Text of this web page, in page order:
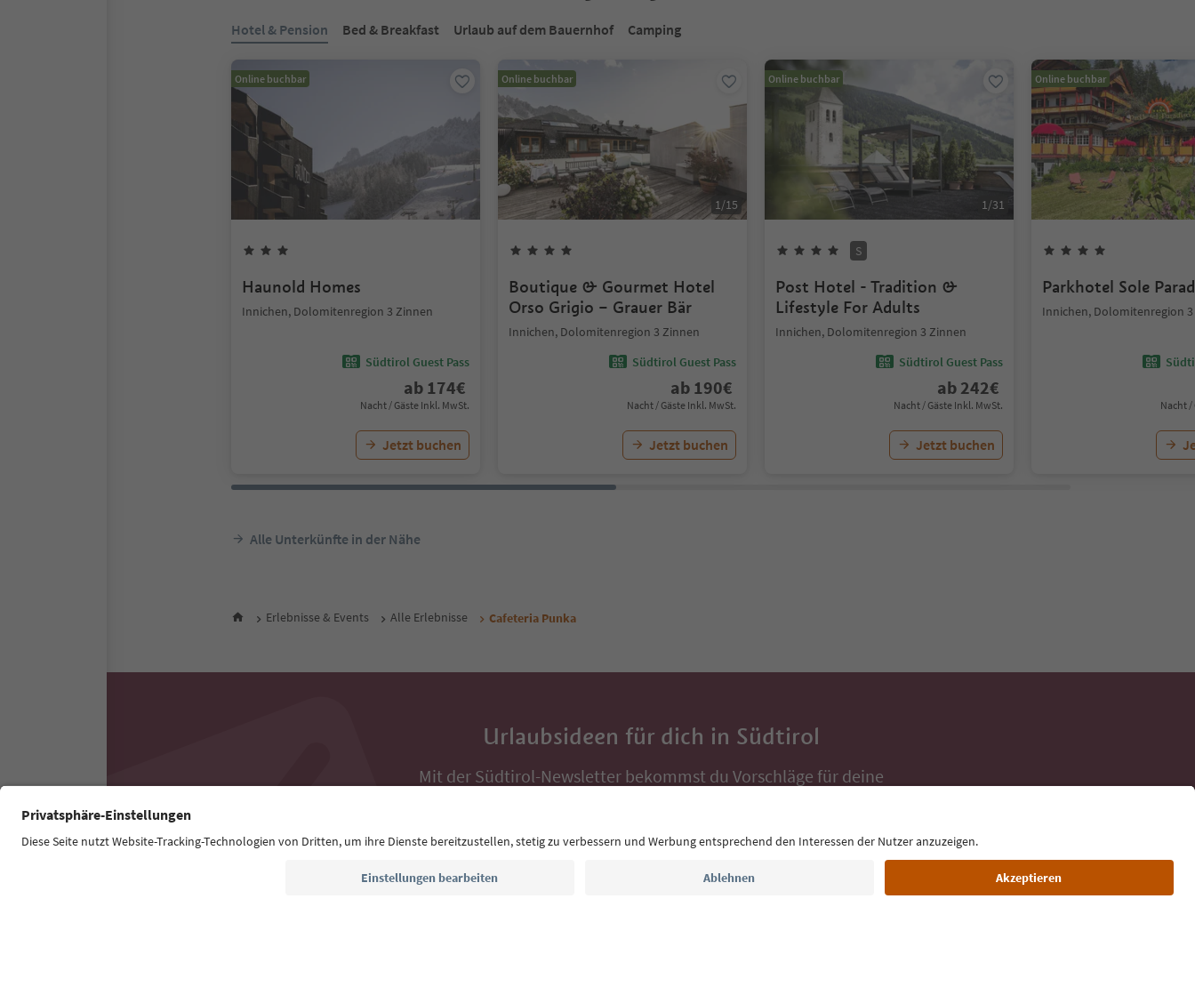
Hotel & Pension Bed & Breakfast Urlaub auf dem Bauernhof Camping
Online buchbar
Haunold Homes
Innichen, Dolomitenregion 3 Zinnen
Südtirol Guest Pass
ab 174€
Nacht / Gäste Inkl. MwSt.
Jetzt buchen
Online buchbar
1/15
Boutique & Gourmet Hotel
Orso Grigio – Grauer Bär
Innichen, Dolomitenregion 3 Zinnen
Südtirol Guest Pass
ab 190€
Nacht / Gäste Inkl. MwSt.
Jetzt buchen
Online buchbar
1/31
S
Post Hotel - Tradition &
Lifestyle For Adults
Innichen, Dolomitenregion 3 Zinnen
Südtirol Guest Pass
ab 242€
Nacht / Gäste Inkl. MwSt.
Jetzt buchen
Online buchbar
Parkhotel Sole
Innichen, Dolomitenregion
Nacht /
Alle Unterkünfte in der Nähe
Erlebnisse & Events Alle Erlebnisse Cafeteria Punka
Urlaubsideen für dich in Südtirol
Mit der Südtirol-Newsletter bekommst du Vorschläge für deine
E-Mail Adresse